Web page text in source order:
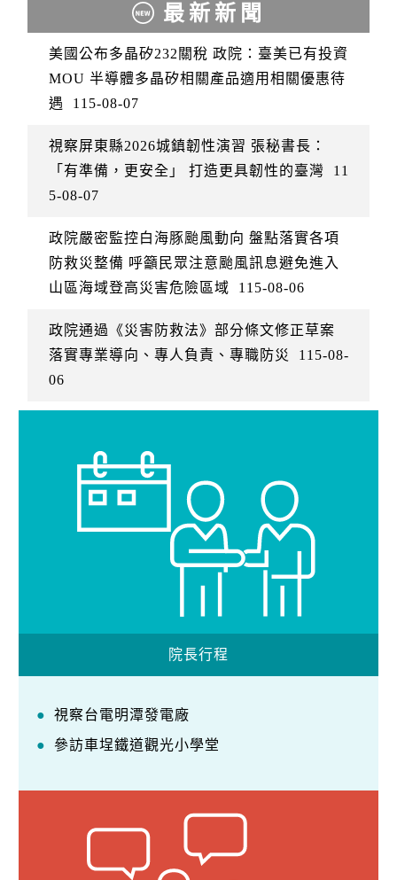
最新新聞
美國公布多晶矽232關稅 政院：臺美已有投資
MOU 半導體多晶矽相關產品適用相關優惠待
遇
115-08-07
視察屏東縣2026城鎮韌性演習 張秘書長：
「有準備，更安全」 打造更具韌性的臺灣
11
5-08-07
政院嚴密監控白海豚颱風動向 盤點落實各項
防救災整備 呼籲民眾注意颱風訊息避免進入
山區海域登高災害危險區域
115-08-06
政院通過《災害防救法》部分條文修正草案
落實專業導向、專人負責、專職防災
115-08-
06
院長行程
視察台電明潭發電廠
參訪車埕鐵道觀光小學堂